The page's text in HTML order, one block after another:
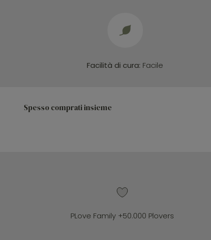
Facilità di cura: Facile
PLove Family +50.000 Plovers